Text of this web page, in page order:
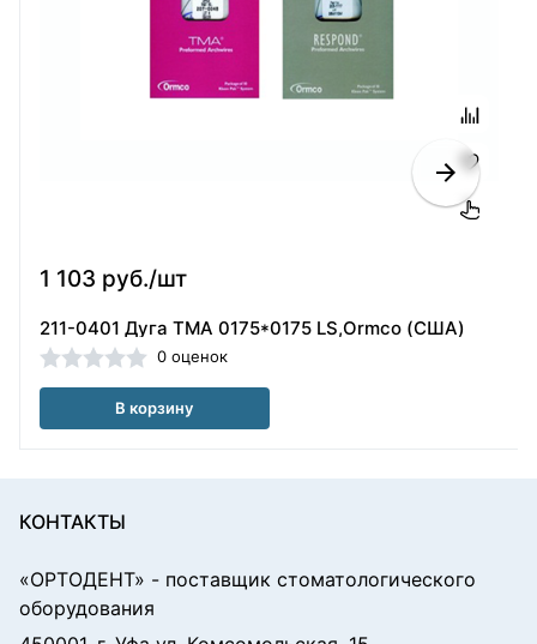
1 103 руб./шт
211-0401 Дуга TMA 0175*0175 LS,Ormco (США)
0 оценок
В корзину
КОНТАКТЫ
«ОРТОДЕНТ» - поставщик стоматологического
оборудования